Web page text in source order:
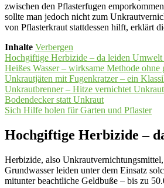
zwischen den Pflasterfugen
sollte man jedoch nicht zum
von Pflasterkraut stattdessen hilft, erklärt
Inhalte Verbergen
Hochgiftige Herbizide – da leiden Umwelt
Heißes Wasser – wirksame Methode ohne
Unkrautjäten mit Fugenkratzer – ein
Unkrautbrenner – Hitze vernichtet
Bodendecker statt Unkraut
Sich Hilfe holen für Garten und Pflaster
Hochgiftige Herbizide –
Herbizide, also
Grundwasser leiden unter dem Einsatz
mitunter beachtliche Geldbuße – bis zu